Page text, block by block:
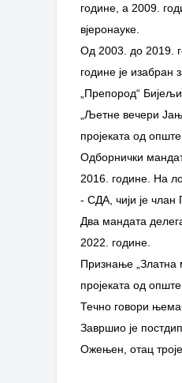
године, а 2009.
вјеронауке.
Од 2003. до 2019.
године је
„Препород“
„Љетне вечери
пројеката од
Одборнички
2016. године. На
- СДА, чији је члан
Два мандата
2022. године.
Признање
пројеката од
Течно говори
Завршио је
Ожењен, отац троје